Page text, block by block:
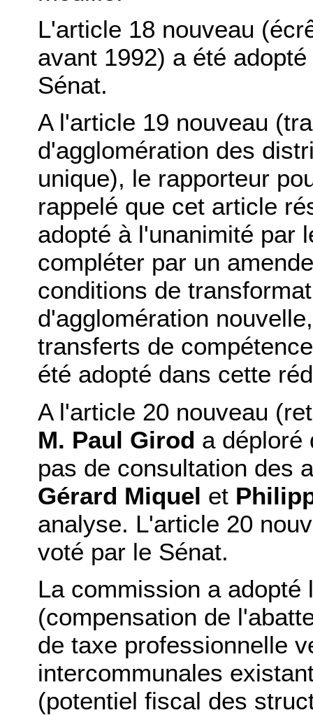
L'article 18 nouveau
avant 1992) a été
Sénat.
A l'article 19 nouveau
d'agglomération des
unique), le rapporteur
rappelé que cet article
adopté à l'unanimité par
compléter par un
conditions de
d'agglomération
transferts de
été adopté dans cette
A l'article 20 nouveau
M. Paul Girod a déploré
pas de consultation des
Gérard Miquel et
analyse. L'article 20
voté par le Sénat.
La commission a
(compensation de
de taxe professionnelle
intercommunales
(potentiel fiscal des